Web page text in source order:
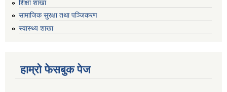
शिक्षा शाखा
सामाजिक सुरक्षा तथा पञ्जिकरण
स्वास्थ्य शाखा
हाम्रो फेसबुक पेज